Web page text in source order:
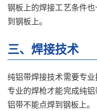
钢板上的焊接工艺条件
到钢板上。
三、焊接技术
纯铝带焊接技术需要专
专业的焊枪才能完成纯
铝带不能点焊到钢板上。